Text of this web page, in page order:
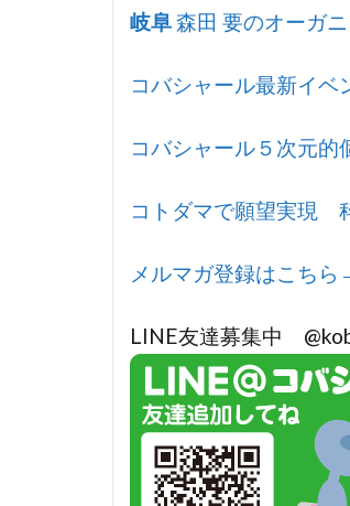
岐阜森田 要のオーガ
コバシャール最新イベ
コバシャール５次元
コトダマで願望実現
メルマガ登録はこちら
LINE友達募集中